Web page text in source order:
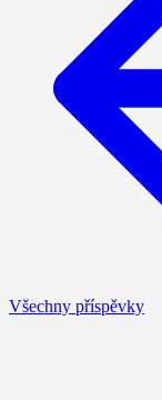
Všechny příspěvky